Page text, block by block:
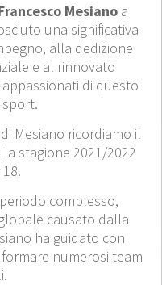
Mesianoa
una significativa
alla dedizione
e al rinnovato
di questo
Mesiano ricordiamo il
stagione 2021/2022
18.
complesso,
causato dalla
ha guidato con
numerosi team